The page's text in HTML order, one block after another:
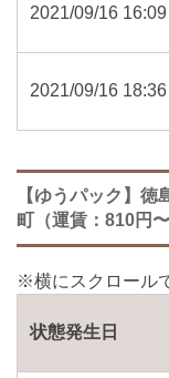
2021/09/16 16:09
2021/09/16 18:36
【ゆうパック】
町（運賃：810円〜
状態発生日